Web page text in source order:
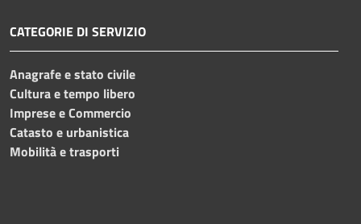
CATEGORIE DI SERVIZIO
Anagrafe e stato civile
Cultura e tempo libero
Imprese e Commercio
Catasto e urbanistica
Mobilità e trasporti